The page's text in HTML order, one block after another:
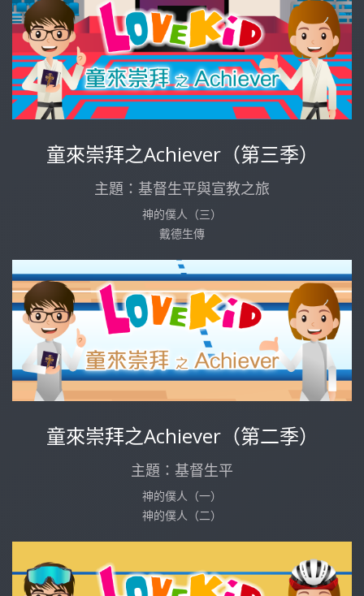
童來崇拜之Achiever（第三季）
主題：基督生平與宣教之旅
神的僕人（三）
戴德生傳
童來崇拜之Achiever（第二季）
主題：基督生平
神的僕人（一）
神的僕人（二）